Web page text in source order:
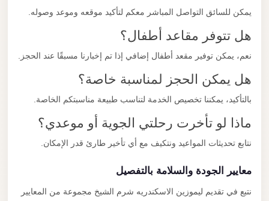
يمكن للسائق التواصل المباشر معكم لتأكيد موقعه وموعد وصوله.
هل تتوفر مقاعد أطفال؟
نعم، يمكن توفير مقعد أطفال إضافي إذا تم إخبارنا مسبقًا عند الحجز.
هل يمكن الحجز لمناسبة خاصة؟
بالتأكيد، يمكننا تخصيص الخدمة لتناسب طبيعة مناسبتكم الخاصة.
ماذا لو تأخرت رحلتي الجوية أو موعدي؟
نتابع تحديثات المواعيد ونتكيف مع أي تأخير طارئ قدر الإمكان.
معايير الجودة والسلامة بالتفصيل
نتبع في تقديم ليموزين الاسكندريه شرم الشيخ مجموعة من المعايير